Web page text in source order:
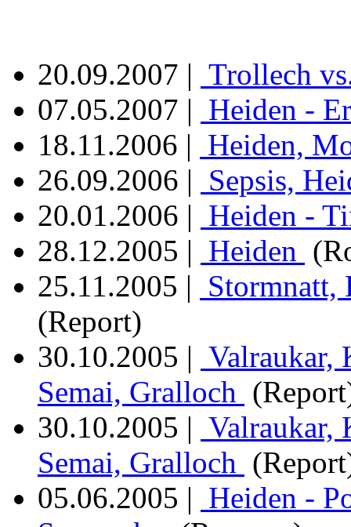
20.09.2007 | Trollech
07.05.2007 | Heiden -
18.11.2006 | Heiden,
26.09.2006 | Sepsis,
20.01.2006 | Heiden -
28.12.2005 | Heiden
25.11.2005 | Stormnatt,
(Report)
30.10.2005 | Valraukar,
Semai, Gralloch
30.10.2005 | Valraukar,
Semai, Gralloch
05.06.2005 | Heiden -